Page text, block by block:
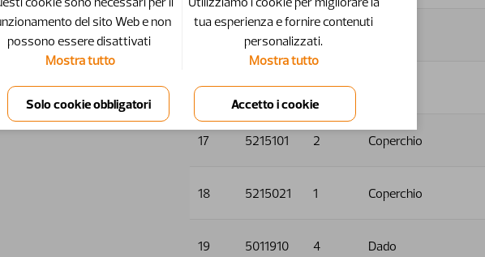
5011553 4
16 5013101 5
17 5215101 2 Coperchio
18 5215021 1 Coperchio
19 5011910 4 Dado
del sito Web e non
possono essere disattivati ​​
Mostra tutto
tua esperienza e fornire contenuti
personalizzati.
Mostra tutto